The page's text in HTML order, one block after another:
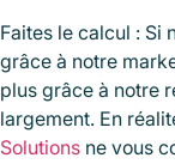
Faites le calcul : Si
grâce à notre
plus grâce à notre
largement. En
Solutions ne vous